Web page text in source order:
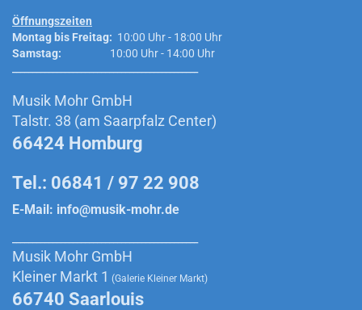
Öffnungszeiten
Montag bis Freitag: 10:00 Uhr - 18:00 Uhr
Samstag: 10:00 Uhr - 14:00 Uhr
Musik Mohr GmbH
Talstr. 38 (am Saarpfalz Center)
66424 Homburg
Tel.: 06841 / 97 22 908
E-Mail: info@musik-mohr.de
Musik Mohr GmbH
Kleiner Markt 1 (Galerie Kleiner Markt)
66740 Saarlouis